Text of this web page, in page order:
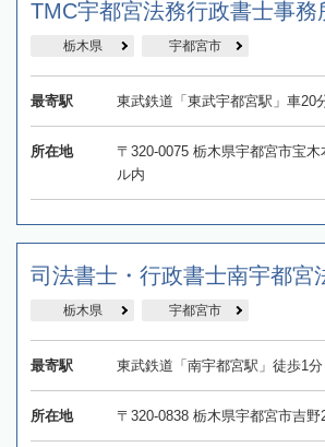
TMC宇都宮法務行政書士事務
栃木県 宇都宮市
最寄駅 東武鉄道「東武宇都宮駅」車20
所在地
〒320-0075 栃木県宇都宮市宝
ル内
司法書士・行政書士南宇都宮
栃木県 宇都宮市
最寄駅 東武鉄道「南宇都宮駅」徒歩1分
所在地 〒320-0838 栃木県宇都宮市吉